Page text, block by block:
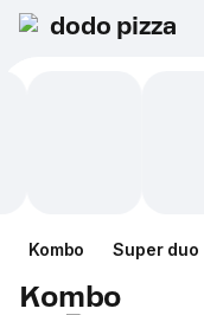
dodo pizza
Kombo Super duo
Kombo